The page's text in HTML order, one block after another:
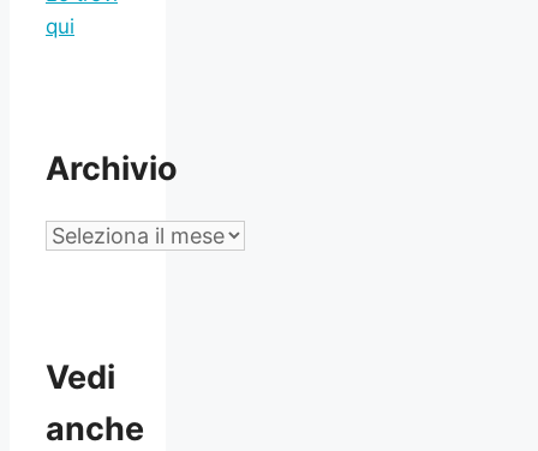
qui
Archivio
Archivio
Vedi
anche